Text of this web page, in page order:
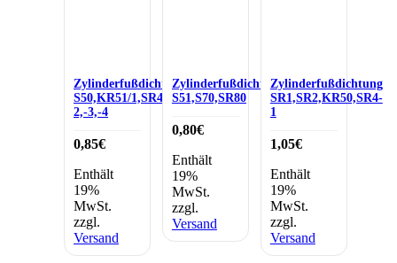
Zylinderfußdichtung
S50,KR51/1,SR4-
2,-3,-4
0,85€
Enthält
19%
MwSt.
zzgl.
Versand
Zylinderfußdichtung
S51,S70,SR80
0,80€
Enthält
19%
MwSt.
zzgl.
Versand
Zylinderfußdichtung
SR1,SR2,KR50,SR4-
1
1,05€
Enthält
19%
MwSt.
zzgl.
Versand